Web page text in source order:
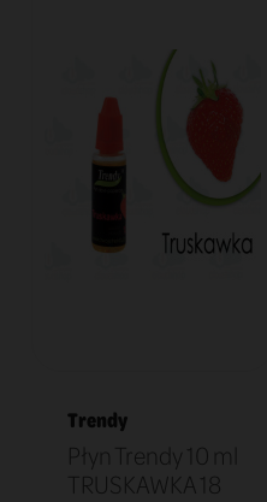
Trendy
Płyn Trendy 10 ml
TRUSKAWKA 18